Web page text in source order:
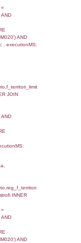
=
=
AND
FROM
ON
=
AND